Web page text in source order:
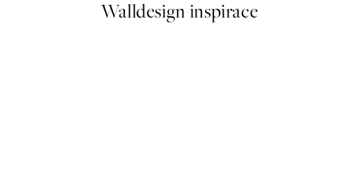
Walldesign inspirace